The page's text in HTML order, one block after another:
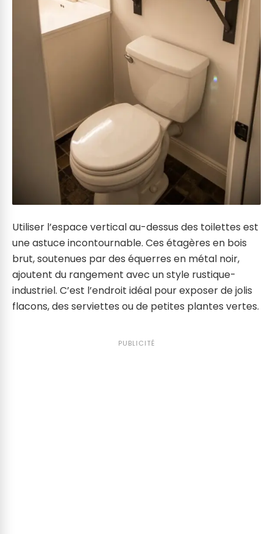
Utiliser l’espace vertical au-dessus des toilettes est
une astuce incontournable. Ces étagères en bois
brut, soutenues par des équerres en métal noir,
ajoutent du rangement avec un style rustique-
industriel. C’est l’endroit idéal pour exposer de jolis
flacons, des serviettes ou de petites plantes vertes.
PUBLICITÉ